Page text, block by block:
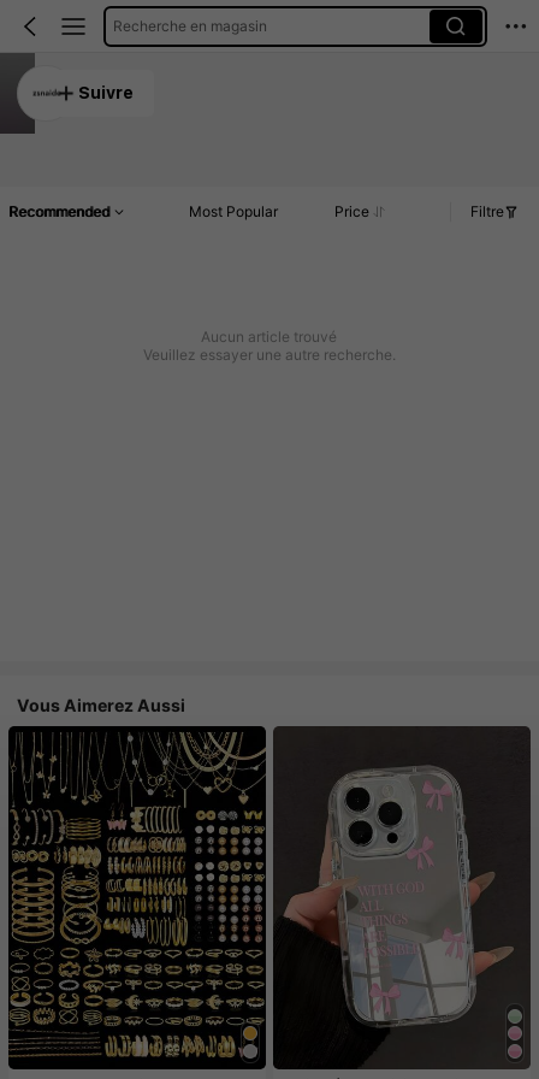
Recherche en magasin
Suivre
Recommended Most Popular Price Filtre
Aucun article trouvé
Veuillez essayer une autre recherche.
Vous Aimerez Aussi